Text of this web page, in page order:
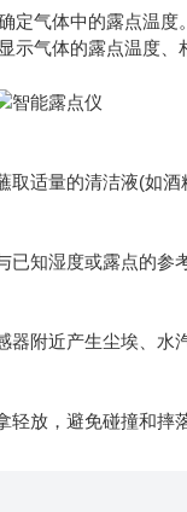
气体中的露点温度
气体的露点温度
适量的清洁液(如酒
知湿度或露点的参
附近产生尘埃、水
放，避免碰撞和摔落